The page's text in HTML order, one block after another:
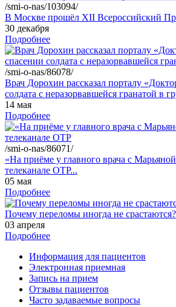
/smi-o-nas/103094/
В Москве прошёл XII Всероссийский
30 декабря
Подробнее
/smi-o-nas/86078/
Врач Дорохин рассказал порталу
солдата с неразорвавшейся гранатой в
14 мая
Подробнее
/smi-o-nas/86071/
«На приёме у главного врача с
телеканале ОТР...
05 мая
Подробнее
Почему переломы иногда не
03 апреля
Подробнее
Информация для пациентов
Электронная приемная
Запись на прием
Отзывы пациентов
Часто задаваемые вопросы